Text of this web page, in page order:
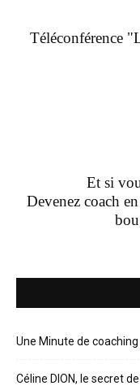
Téléconférence
Et si
Devenez coach
Une Minute de
Céline DION, le secret